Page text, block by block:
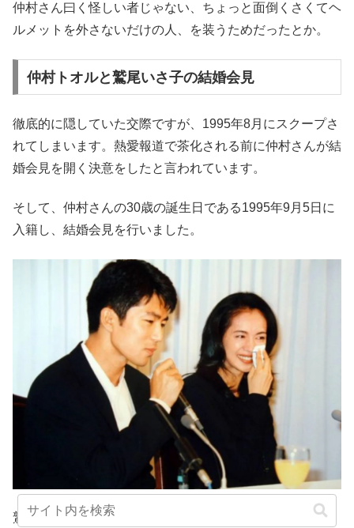
仲村さん曰く怪しい者じゃない、ちょっと面倒くさくてヘ
ルメットを外さないだけの人、を装うためだったとか。
仲村トオルと鷲尾いさ子の結婚会見
徹底的に隠していた交際ですが、1995年8月にスクープさ
れてしまいます。熱愛報道で茶化される前に仲村さんが結
婚会見を開く決意をしたと言われています。
そして、仲村さんの30歳の誕生日である1995年9月5日に
入籍し、結婚会見を行いました。
鷲尾いさ子さんは､1交際を10ヶ月間隠し通して居たこと